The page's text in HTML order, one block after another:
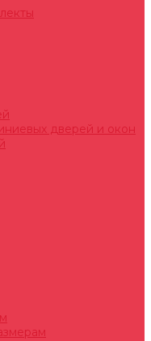
дверей и окон